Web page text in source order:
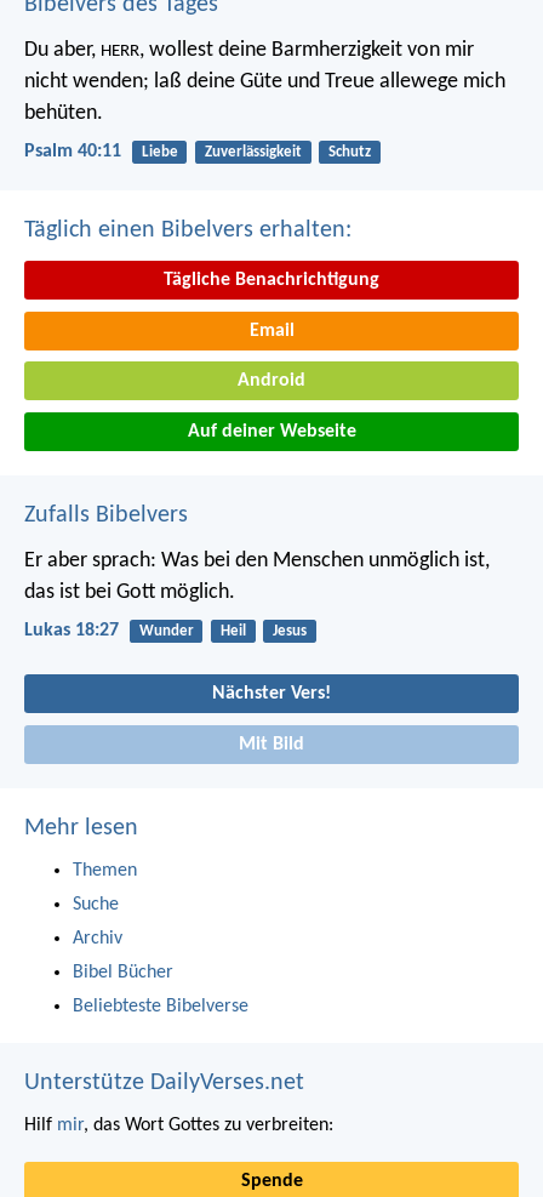
Du aber, HERR, wollest deine Barmherzigkeit von mir
nicht wenden; laß deine Güte und Treue allewege mich
behüten.
Psalm 40:11 Liebe Zuverlässigkeit Schutz
Täglich einen Bibelvers erhalten:
Tägliche Benachrichtigung
Email
Android
Auf deiner Webseite
Zufalls Bibelvers
Er aber sprach: Was bei den Menschen unmöglich ist,
das ist bei Gott möglich.
Lukas 18:27 Wunder Heil Jesus
Nächster Vers!
Mit Bild
Mehr lesen
Themen
Suche
Archiv
Bibel Bücher
Beliebteste Bibelverse
Unterstütze DailyVerses.net
Hilf mir, das Wort Gottes zu verbreiten:
Spende